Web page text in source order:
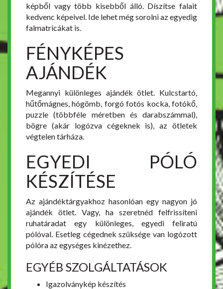
képből vagy több kisebből álló. Díszítse falait
kedvenc képeivel. Ide lehet még sorolni az egyedig
falmatricákat is.
FÉNYKÉPES
AJÁNDÉK
Megannyi különleges ajándék ötlet. Kulcstartó,
hűtőmágnes, hógömb, forgó fotós kocka, fotókő,
puzzle (többféle méretben és darabszámmal),
bögre (akár logózva cégeknek is), az ötletek
végtelen tárháza.
EGYEDI PÓLÓ
KÉSZÍTÉSE
Az ajándéktárgyakhoz hasonlóan egy nagyon jó
ajándék ötlet. Vagy, ha szeretnéd felfrissíteni
ruhatáradat egy különleges, egyedi feliratú
pólóval. Esetleg cégednek szüksége van logózott
pólóra az egységes kinézethez.
EGYÉB SZOLGÁLTATÁSOK
Igazolványkép készítés